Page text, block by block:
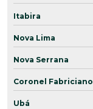
Itabira
Nova Lima
Nova Serrana
Coronel Fabriciano
Ubá